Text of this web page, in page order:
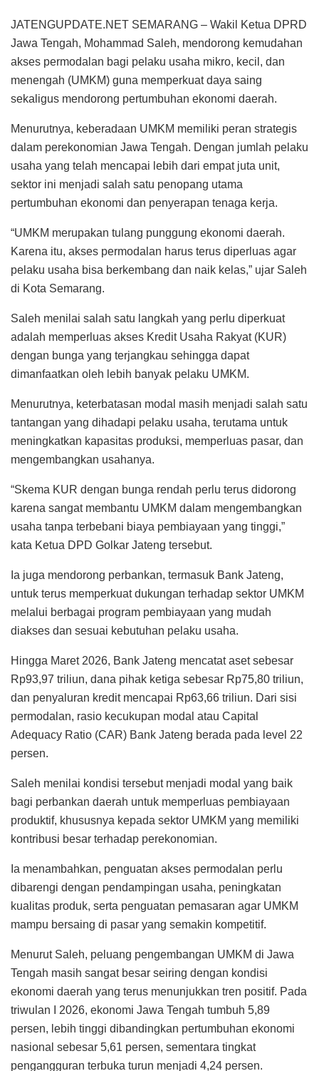
JATENGUPDATE.NET SEMARANG – Wakil Ketua DPRD
Jawa Tengah, Mohammad Saleh, mendorong kemudahan
akses permodalan bagi pelaku usaha mikro, kecil, dan
menengah (UMKM) guna memperkuat daya saing
sekaligus mendorong pertumbuhan ekonomi daerah.
Menurutnya, keberadaan UMKM memiliki peran strategis
dalam perekonomian Jawa Tengah. Dengan jumlah pelaku
usaha yang telah mencapai lebih dari empat juta unit,
sektor ini menjadi salah satu penopang utama
pertumbuhan ekonomi dan penyerapan tenaga kerja.
“UMKM merupakan tulang punggung ekonomi daerah.
Karena itu, akses permodalan harus terus diperluas agar
pelaku usaha bisa berkembang dan naik kelas,” ujar Saleh
di Kota Semarang.
Saleh menilai salah satu langkah yang perlu diperkuat
adalah memperluas akses Kredit Usaha Rakyat (KUR)
dengan bunga yang terjangkau sehingga dapat
dimanfaatkan oleh lebih banyak pelaku UMKM.
Menurutnya, keterbatasan modal masih menjadi salah satu
tantangan yang dihadapi pelaku usaha, terutama untuk
meningkatkan kapasitas produksi, memperluas pasar, dan
mengembangkan usahanya.
“Skema KUR dengan bunga rendah perlu terus didorong
karena sangat membantu UMKM dalam mengembangkan
usaha tanpa terbebani biaya pembiayaan yang tinggi,”
kata Ketua DPD Golkar Jateng tersebut.
Ia juga mendorong perbankan, termasuk Bank Jateng,
untuk terus memperkuat dukungan terhadap sektor UMKM
melalui berbagai program pembiayaan yang mudah
diakses dan sesuai kebutuhan pelaku usaha.
Hingga Maret 2026, Bank Jateng mencatat aset sebesar
Rp93,97 triliun, dana pihak ketiga sebesar Rp75,80 triliun,
dan penyaluran kredit mencapai Rp63,66 triliun. Dari sisi
permodalan, rasio kecukupan modal atau Capital
Adequacy Ratio (CAR) Bank Jateng berada pada level 22
persen.
Saleh menilai kondisi tersebut menjadi modal yang baik
bagi perbankan daerah untuk memperluas pembiayaan
produktif, khususnya kepada sektor UMKM yang memiliki
kontribusi besar terhadap perekonomian.
Ia menambahkan, penguatan akses permodalan perlu
dibarengi dengan pendampingan usaha, peningkatan
kualitas produk, serta penguatan pemasaran agar UMKM
mampu bersaing di pasar yang semakin kompetitif.
Menurut Saleh, peluang pengembangan UMKM di Jawa
Tengah masih sangat besar seiring dengan kondisi
ekonomi daerah yang terus menunjukkan tren positif. Pada
triwulan I 2026, ekonomi Jawa Tengah tumbuh 5,89
persen, lebih tinggi dibandingkan pertumbuhan ekonomi
nasional sebesar 5,61 persen, sementara tingkat
pengangguran terbuka turun menjadi 4,24 persen.